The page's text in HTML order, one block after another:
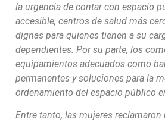
la urgencia de contar con espacio
accesible, centros de salud más
dignas para quienes tienen a su
dependientes. Por su parte, los
equipamientos adecuados como
permanentes y soluciones para la
ordenamiento del espacio público
Entre tanto, las mujeres reclamaron